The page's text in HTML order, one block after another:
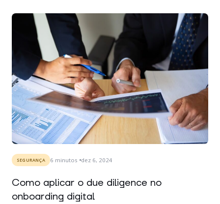
SEGURANÇA 6 minutos dez 6, 2024
Como aplicar o due diligence no
onboarding digital